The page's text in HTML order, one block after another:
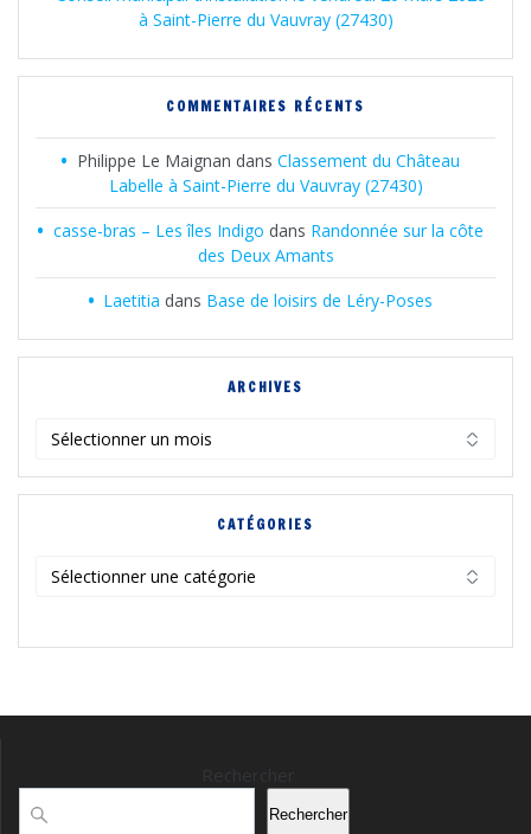
à Saint-Pierre du Vauvray (27430)
COMMENTAIRES RÉCENTS
Philippe Le Maignan dans Classement du Château
Labelle à Saint-Pierre du Vauvray (27430)
casse-bras – Les îles Indigo dans Randonnée sur la côte
des Deux Amants
Laetitia dans Base de loisirs de Léry-Poses
ARCHIVES
CATÉGORIES
Rechercher